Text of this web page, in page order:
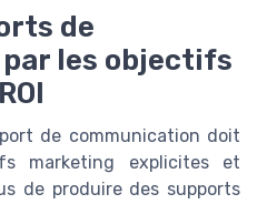
de
les objectifs
de communication doit
marketing explicites et
de produire des supports